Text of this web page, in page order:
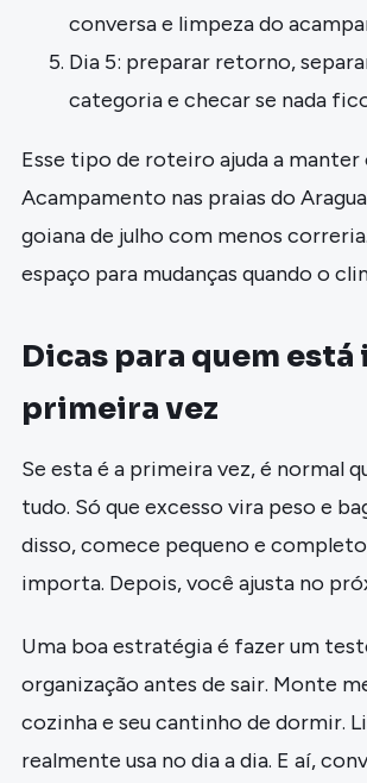
conversa e limpeza do
Dia 5: preparar retorno,
categoria e checar se nada
Esse tipo de roteiro ajuda a manter
Acampamento nas praias do
goiana de julho com menos
espaço para mudanças quando o
Dicas para quem está
primeira vez
Se esta é a primeira vez, é normal
tudo. Só que excesso vira peso e
disso, comece pequeno e
importa. Depois, você ajusta no
Uma boa estratégia é fazer um
organização antes de sair. Monte
cozinha e seu cantinho de dormir.
realmente usa no dia a dia. E aí,